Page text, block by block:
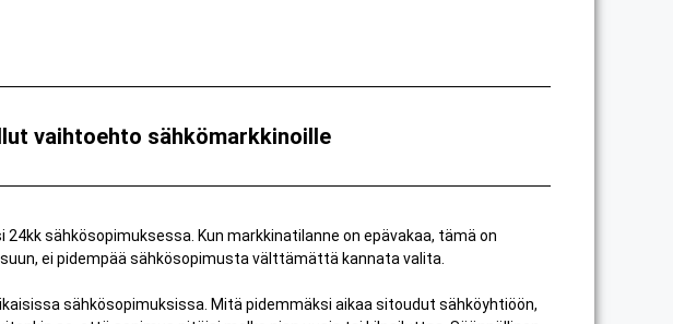
vaihtoehto sähkömarkkinoille
sähkösopimuksessa. Kun markkinatilanne on epävakaa, tämä on
ei pidempää sähkösopimusta välttämättä kannata valita.
sähkösopimuksissa. Mitä pidemmäksi aikaa sitoudut sähköyhtiöön,